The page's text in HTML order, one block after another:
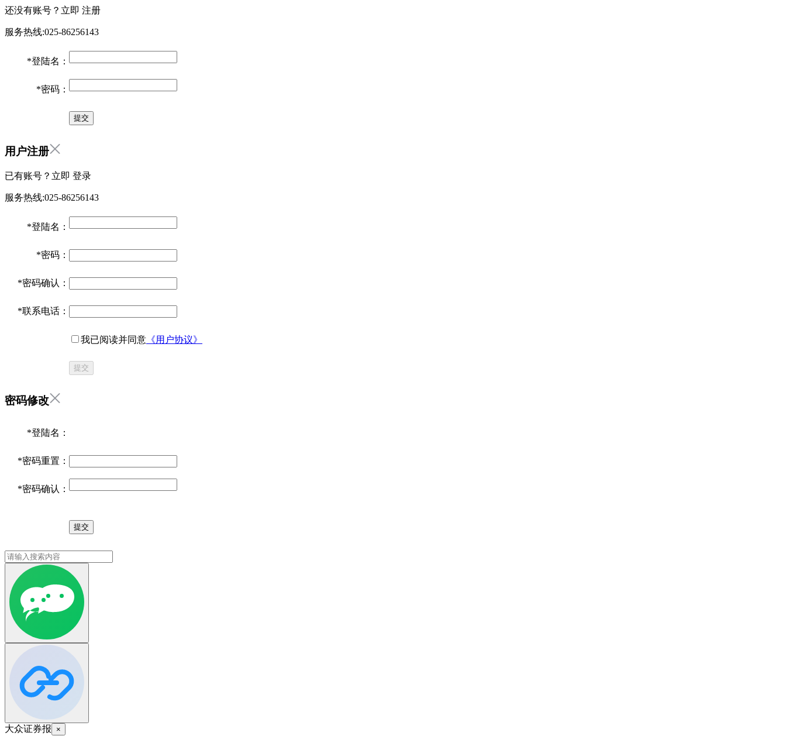
还没有账号？立即 注册
服务热线:025-86256143
*登陆名：
*密码：
用户注册
已有账号？立即 登录
服务热线:025-86256143
*登陆名：
*密码：
*密码确认：
*联系电话：
我已阅读并同意 《用户协议》
提交
密码修改
*登陆名：
*密码重置：
*密码确认：
大众证券报 ×